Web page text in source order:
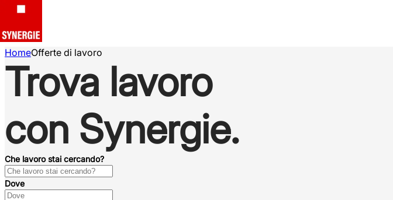
HomeOfferte di lavoro
Trova lavoro
con Synergie.
Che lavoro stai cercando?
Dove